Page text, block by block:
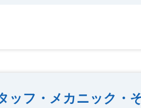
ッフ・メカニック・